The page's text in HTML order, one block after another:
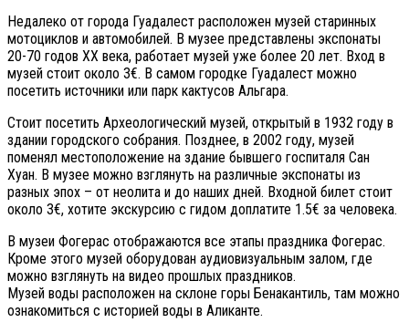
Недалеко от города Гуадалест расположен музей старинных
мотоциклов и автомобилей. В музее представлены экспонаты
20-70 годов XX века, работает музей уже более 20 лет. Вход в
музей стоит около 3€. В самом городке Гуадалест можно
посетить источники или парк кактусов Альгара.
Стоит посетить Археологический музей, открытый в 1932 году в
здании городского собрания. Позднее, в 2002 году, музей
поменял местоположение на здание бывшего госпиталя Сан
Хуан. В музее можно взглянуть на различные экспонаты из
разных эпох – от неолита и до наших дней. Входной билет стоит
около 3€, хотите экскурсию с гидом доплатите 1.5€ за человека.
В музеи Фогерас отображаются все этапы праздника Фогерас.
Кроме этого музей оборудован аудиовизуальным залом, где
можно взглянуть на видео прошлых праздников.
Музей воды расположен на склоне горы Бенакантиль, там можно
ознакомиться с историей воды в Аликанте.